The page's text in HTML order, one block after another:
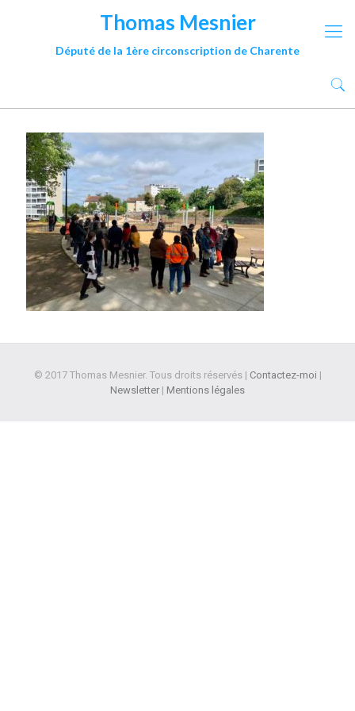
Thomas Mesnier
Député de la 1ère circonscription de Charente
© 2017 Thomas Mesnier. Tous droits réservés | Contactez-moi |
Newsletter | Mentions légales